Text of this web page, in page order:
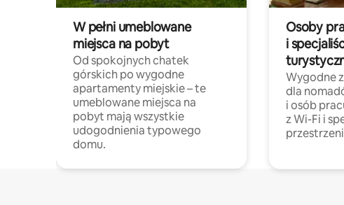
W pełni umeblowane
miejsca na pobyt
Od spokojnych chatek
górskich po wygodne
apartamenty miejskie – te
umeblowane miejsca na
pobyt mają wszystkie
udogodnienia typowego
domu.
Osoby
i
Wygodne
dla
i osób
z Wi-Fi i